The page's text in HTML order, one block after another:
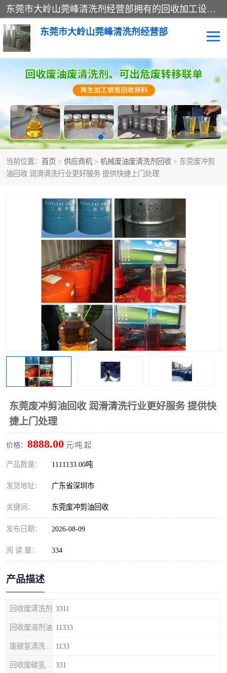
东莞市大岭山莞峰清洗剂经营部拥有的回收加工设备，大量废油回收、废清洗剂回收、废溶剂油回收、机械废油废清洗剂回收、废碳氢回收、碳氢液压油回收、碳氢二氯回收等废清洗剂处理；我们只是提供废旧化工原料的循环使用存放点，执行正规的存放，有正规的回收资质处理。同时我们公司批发零售回收级清洗剂，脱模油再生基础油，质量保证。
东莞市大岭山莞峰清洗剂经营部
当前位置： 首页 > 供应商机 > 机械废油废清洗剂回收 > 东莞废冲剪
油回收 润滑清洗行业更好服务 提供快捷上门处理
东莞废冲剪油回收 润滑清洗行业更好服务 提供快
捷上门处理
价格： 8888.00 元/吨 起
产品数量： 1111133.00吨
发货地址： 广东省深圳市
关键词： 东莞废冲剪油回收
发布日期： 2026-08-09
阅 读 量： 334
产品描述
回收废清洗剂 3311
回收废溶剂油 11333
1133
331
废清洗剂回收
废溶剂油回收 机械废油废清洗剂回收
废碳氢回收 碳氢液压油回收
碳氢二氯回收 回收废三四氯乙烯
回收废白电油 回收废四氯乙烯
回收废清洗剂 上门回收废清洗剂